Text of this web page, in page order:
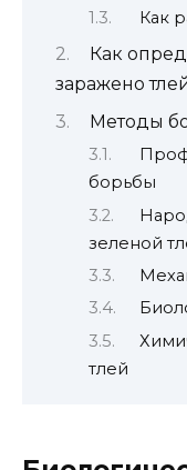
Как
Как
заражено
Методы
борьбы
зеленой
тлей